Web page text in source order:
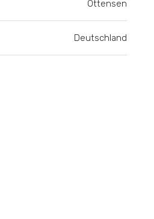
Ottensen
Deutschland